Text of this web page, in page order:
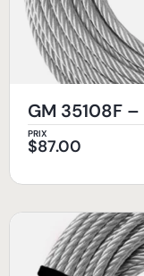
GM 35108F
PRIX
$87.00